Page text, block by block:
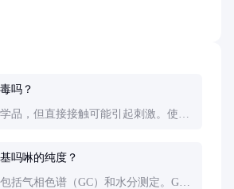
吗？
品，但直接接触可能引起刺激。使用
吗啉的纯度？
括气相色谱（GC）和水分测定。GC